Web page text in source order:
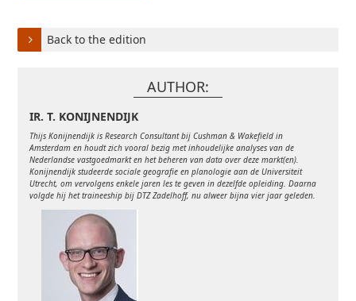
Back to the edition
AUTHOR:
IR. T. KONIJNENDIJK
Thijs Konijnendijk is Research Consultant bij Cushman & Wakefield in
Amsterdam en houdt zich vooral bezig met inhoudelijke analyses van de
Nederlandse vastgoedmarkt en het beheren van data over deze markt(en).
Konijnendijk studeerde sociale geografie en planologie aan de Universiteit
Utrecht, om vervolgens enkele jaren les te geven in dezelfde opleiding. Daarna
volgde hij het traineeship bij DTZ Zadelhoff, nu alweer bijna vier jaar geleden.